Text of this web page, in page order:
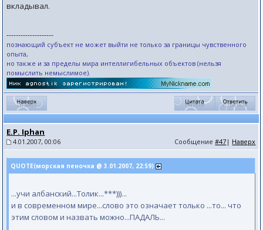
вкладывал.
--------------------
познающий субъект не может выйти не только за границы чувственного
опыта,
но также и за пределы мира интеллигибельных объектов (нельзя
помыслить немыслимое).
E.P. Iphan
4.01.2007, 00:06 Сообщение#47 | Наверх
QUOTE(морская пеночка @ 3.01.2007, 22:59)
...учи албанский...Толик...***)))...
и в современном мире...слово это означает только ...то... что
этим словом и назвать можно...ПАДАЛЬ...